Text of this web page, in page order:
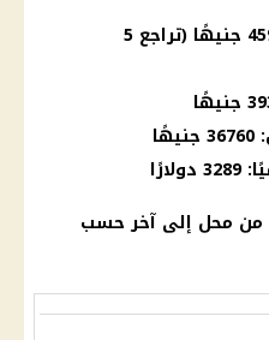
سعر الذهب عيار 21: 4595 جنيهًا (تراجع 5
من محل إلى آخر حسب